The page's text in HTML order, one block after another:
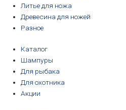
Литье для ножа
Древесина для ножей
Разное
Каталог
Шампуры
Для рыбака
Для охотника
Акции